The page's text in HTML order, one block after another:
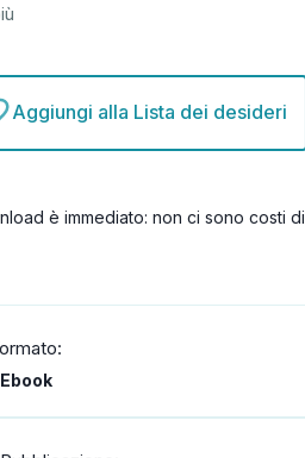
Aggiungi alla Lista dei desideri
è immediato: non ci sono costi di
Ebook